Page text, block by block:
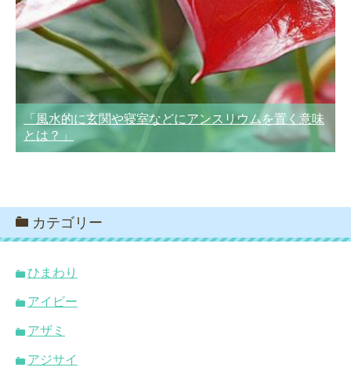
「風水的に玄関や寝室などにアンスリウムを置く意味
とは？」
カテゴリー
ひまわり
アイビー
アザミ
アジサイ